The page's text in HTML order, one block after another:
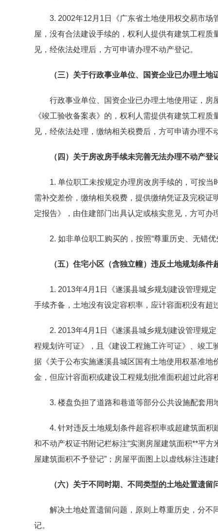
3. 2002年12月1日《广东省土地使用权交易市场
屋，没有合法建设手续的，权利人提供有建筑工程
见，经依法处理后，方可申请办理不动产登记。
（三）关于行政事业单位、国资企业已办理土地
行政事业单位、国资企业已办理土地使用证，房
《竣工验收备案表》的，权利人需提供有建筑工程
见，经依法处理，缴纳相关税费后，方可申请办理不
（四）关于房改房手续未完善无法办理不动产登
1. 单位职工未按规定办理房改房手续的，可按当
需补交差价，缴纳相关税费，提供缴纳凭证及完税
定报告》，由住建部门出具认定或核实意见，方可办
2. 如非单位职工购买的，按照“尊重历史、无错优
（五）住宅小区（含独立幢）违反土地规划条件
1. 2013年4月1日《遂溪县城乡规划建设管理规定
手续齐备，土地没有设定容积率，应计容面积没有
2. 2013年4月1日《遂溪县城乡规划建设管理规定
程规划许可证》，且《建设工程施工许可证》、竣
据《关于公布实施遂溪县城区国有土地使用权基准
金，但应计容面积或建设工程规划批准面积超过此
3. 楼盘负担了道路和巷道等部分公共设施配套用
4. 针对违反土地规划条件超容积率或超建筑面积
和不动产权证书附记栏标注“实测房屋建筑面积**平
屋建筑面积不予登记”；房屋平面图上以虚线标注违建
（六）关于不同时期、不同类型的土地处置遗留
解决土地处置遗留问题，原则上尊重历史，分不
记。